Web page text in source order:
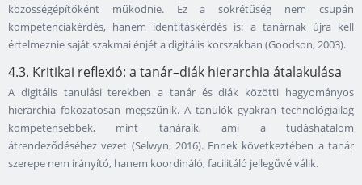
közösségépítőként működnie. Ez a sokrétűség nem csupán
kompetenciakérdés, hanem identitáskérdés is: a tanárnak újra kell
értelmeznie saját szakmai énjét a digitális korszakban (Goodson, 2003).
4.3. Kritikai reflexió: a tanár–diák hierarchia átalakulása
A digitális tanulási terekben a tanár és diák közötti hagyományos
hierarchia fokozatosan megszűnik. A tanulók gyakran technológiailag
kompetensebbek, mint tanáraik, ami a tudáshatalom
átrendeződéséhez vezet (Selwyn, 2016). Ennek következtében a tanár
szerepe nem irányító, hanem koordináló, facilitáló jellegűvé válik.